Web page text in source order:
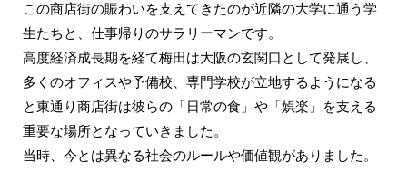
この商店街の賑わいを支えてきたのが近隣の大学に通う学
生たち と、仕事帰りのサラリーマンです。
高度経済成長期を経て梅田は大阪の玄関口として発展し、
多くのオフィスや予備校、専門学校が立地するようになる
と東通り商店街は彼らの「日常の食」や「娯楽」を支える
重要な場所となっていきました。
当時、今とは異なる社会のルールや価値観がありました。